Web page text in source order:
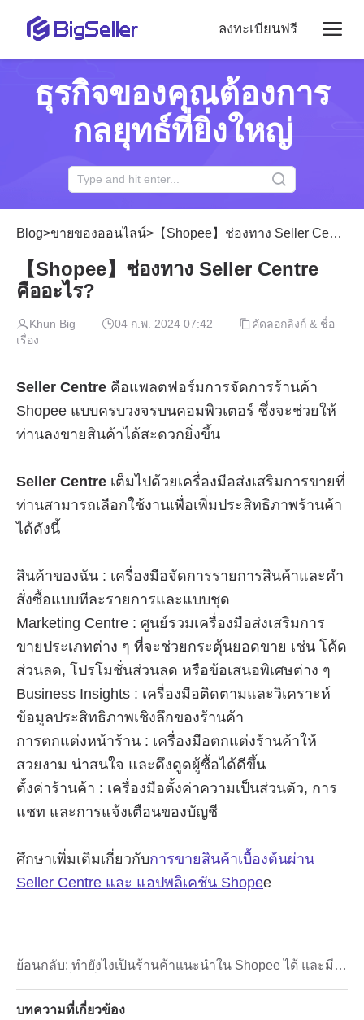
ลงทะเบียนฟรี
ธุรกิจของคุณต้องการ
กลยุทธ์ที่ยิ่งใหญ่
Blog>ขายของออนไลน์> 【Shopee】ช่องทาง Seller Centre คืออะไร?
【Shopee】ช่องทาง Seller Centre
คืออะไร?
Khun Big 04 ก.พ. 2024 07:42
คัดลอกลิงก์ & ชื่อ
เรื่อง
ย้อนกลับ: ทำยังไงเป็นร้านค้าแนะนำใน Shopee ได้ และมี
บทความที่เกี่ยวข้อง